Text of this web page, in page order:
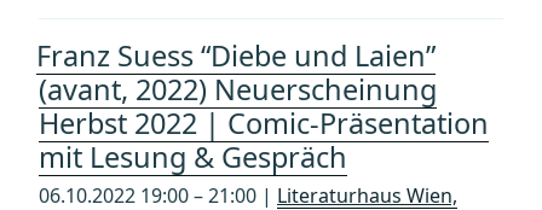
Franz Suess “Diebe und Laien”
(avant, 2022) Neuerscheinung
Herbst 2022 | Comic-Präsentation
mit Lesung & Gespräch
06.10.2022 19:00 – 21:00 | Literaturhaus Wien,